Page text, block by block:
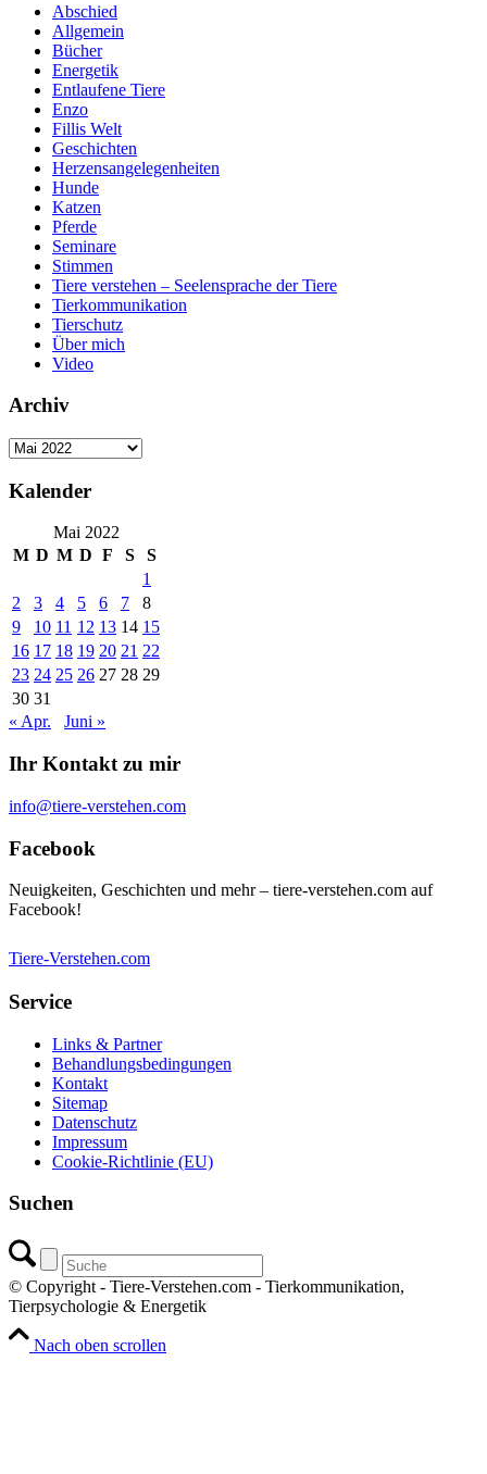
Abschied
Allgemein
Bücher
Energetik
Entlaufene Tiere
Enzo
Fillis Welt
Geschichten
Herzensangelegenheiten
Hunde
Katzen
Pferde
Seminare
Stimmen
Tiere verstehen – Seelensprache der Tiere
Tierkommunikation
Tierschutz
Über mich
Video
Archiv
Archiv
Kalender
Mai 2022
M D M D F S
S
1
2
3 4 5 6 7
8
9
10 11 12 13 14 15
16 17 18 19 20 21 22
23 24 25 26 27 28 29
30 31
« Apr.
Juni »
Ihr Kontakt zu mir
info@tiere-verstehen.com
Facebook
Neuigkeiten, Geschichten und mehr – tiere-verstehen.com auf
Facebook!
Tiere-Verstehen.com
Service
Links & Partner
Behandlungsbedingungen
Kontakt
Sitemap
Datenschutz
Impressum
Cookie-Richtlinie (EU)
Suchen
© Copyright - Tiere-Verstehen.com - Tierkommunikation,
Tierpsychologie & Energetik
Nach oben scrollen